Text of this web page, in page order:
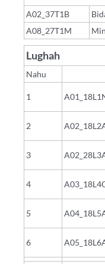
A02_37T1B
A08_27T1M
Lughah
Nahu
1
2
3
4
5
6